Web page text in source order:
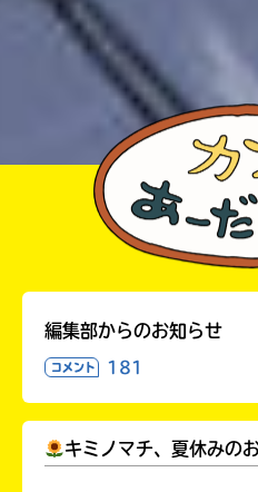
編集部からのお知らせ
コメント 181
キミノマチ、夏休みの